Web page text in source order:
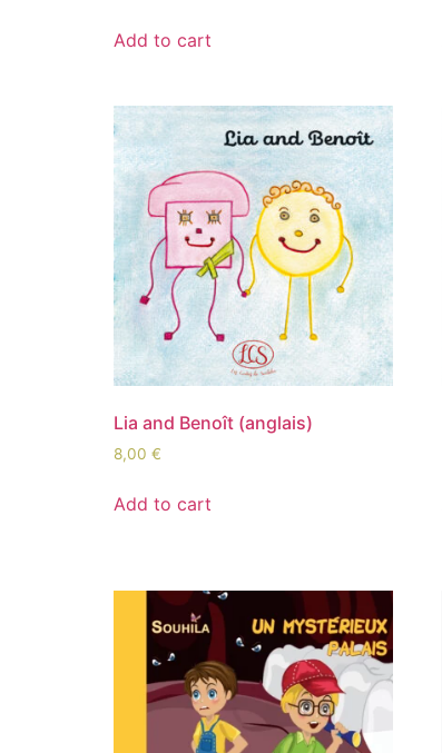
Add to cart
Lia and Benoît (anglais)
8,00 €
Add to cart